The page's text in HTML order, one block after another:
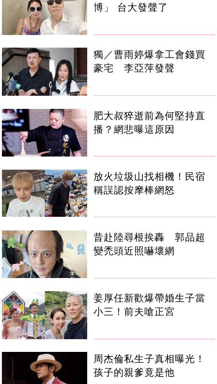
博」 台大發聲了
獨／曹雨婷爆拿工會錢買
豪宅 李亞萍發聲
肥大叔猝逝前為何堅持直
播？網悲曝這原因
放火垃圾山找相機！民宿
稱誤認按摩棒網怒
昔赴陸尋根挨轟 郭品超
變禿頭近照嚇壞網
姜厚任新歡爆帶婚生子當
小三！前夫嗆正宮
周杰倫私生子真相曝光！
孩子的親爹竟是他